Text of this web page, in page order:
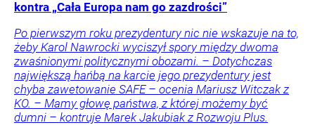
kontra „Cała Europa nam go zazdrości”
Po pierwszym roku prezydentury nic nie wskazuje na to,
żeby Karol Nawrocki wyciszył spory między dwoma
zwaśnionymi politycznymi obozami. – Dotychczas
największą hańbą na karcie jego prezydentury jest
chyba zawetowanie SAFE – ocenia Mariusz Witczak z
KO. – Mamy głowę państwa, z której możemy być
dumni – kontruje Marek Jakubiak z Rozwoju Plus.